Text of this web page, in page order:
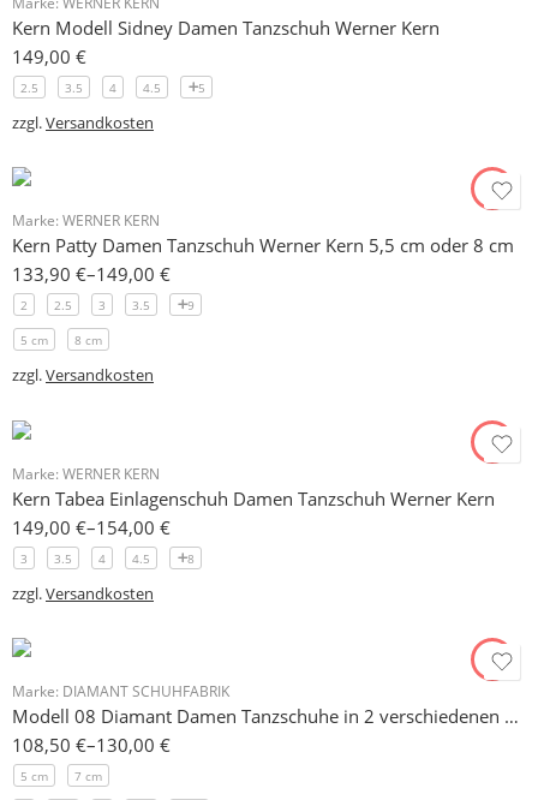
Kern Modell Sidney Damen Tanzschuh Werner Kern
149,00 €
2.5 3.5 4 4.5 5
zzgl.Versandkosten
Marke: WERNER KERN
Kern Patty Damen Tanzschuh Werner Kern 5,5 cm oder 8 cm
133,90 €–149,00 €
2 2.5 3 3.5 9
5 cm 8 cm
zzgl.Versandkosten
Marke: WERNER KERN
Kern Tabea Einlagenschuh Damen Tanzschuh Werner Kern
149,00 €–154,00 €
3 3.5 4 4.5 8
zzgl.Versandkosten
Marke: DIAMANT SCHUHFABRIK
Modell 08 Diamant Damen Tanzschuhe in 2 verschiedenen Absatzhöhen: 7,5 cm schlank, 5 cm flare
108,50 €–130,00 €
5 cm 7 cm